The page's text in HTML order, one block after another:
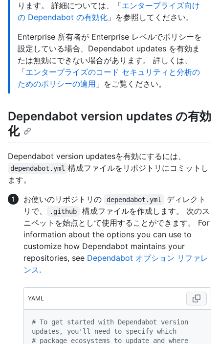
ります。 詳細については、「エンタープライズ向け
の Dependabot の有効化 」を参照してください。
Enterprise 所有者が Enterprise レベルでポリシーを
設定している場合、Dependabot updates を有効ま
たは無効にできない場合があります。 詳しくは、
「エンタープライズのコード セキュリティと分析の
ためのポリシーの適用 」をご覧ください。
Dependabot version updates の有効
化
Dependabot version updatesを有効にするには、
dependabot.yml 構成ファイルをリポジトリにコミットし
ます。
お使いのリポジトリの
dependabot.yml
ディレクト
リで、
.github
構成ファイルを作成します。 次のス
ニペットを始点として使用することができます。 For
information about the options you can use to
customize how Dependabot maintains your
repositories, see Dependabot オプション リファレ
ンス.
YAML
# To get started with Dependabot version
updates, you'll need to specify which
# package ecosystems to update and where